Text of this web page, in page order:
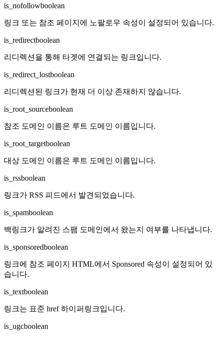
is_nofollowboolean
링크 또는 참조 페이지에 노팔로우 속성이 설정되어 있습니다.
is_redirectboolean
리디렉션을 통해 타겟에 연결되는 링크입니다.
is_redirect_lostboolean
리디렉션된 링크가 현재 더 이상 존재하지 않습니다.
is_root_sourceboolean
참조 도메인 이름은 루트 도메인 이름입니다.
is_root_targetboolean
대상 도메인 이름은 루트 도메인 이름입니다.
is_rssboolean
링크가 RSS 피드에서 발견되었습니다.
is_spamboolean
백링크가 알려진 스팸 도메인에서 왔는지 여부를 나타냅니다.
is_sponsoredboolean
링크에 참조 페이지 HTML에서 Sponsored 속성이 설정되어 있
습니다.
is_textboolean
링크는 표준 href 하이퍼링크입니다.
is_ugcboolean